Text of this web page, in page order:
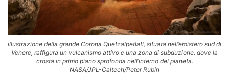
illustrazione della grande Corona Quetzalpetlatl, situata nell’emisfero sud di
Venere, raffigura un vulcanismo attivo e una zona di subduzione, dove la
crosta in primo piano sprofonda nell’interno del pianeta.
NASA/JPL-Caltech/Peter Rubin